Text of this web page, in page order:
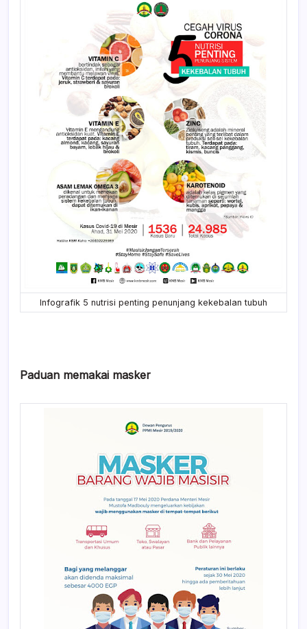
Infografik 5 nutrisi penting penunjang kekebalan tubuh
Paduan memakai masker